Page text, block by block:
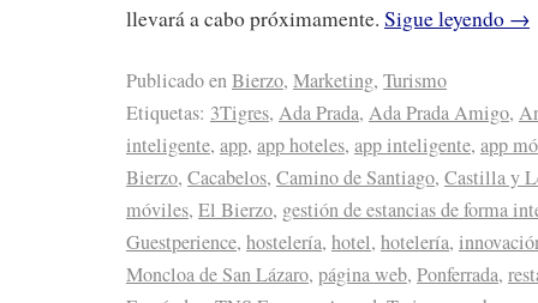
llevará a cabo próximamente. Sigue leyendo →
Publicado enBierzo, Marketing, Turismo
Etiquetas: 3Tigres, Ada Prada, Ada Prada Amigo,
inteligente, app, app hoteles, app inteligente, app
Bierzo, Cacabelos, Camino de Santiago, Castilla y
móviles, El Bierzo, gestión de estancias de forma
Guestperience, hostelería, hotel, hotelería,
Moncloa de San Lázaro, página web, Ponferrada,